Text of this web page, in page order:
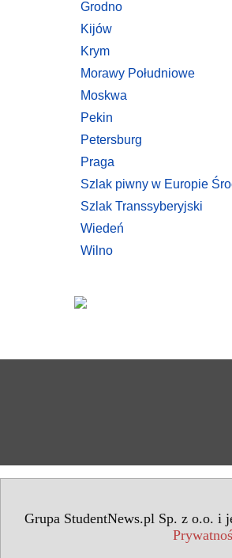
Grupa StudentNews.pl Sp. z o.o. i
Grodno
Kijów
Krym
Morawy Południowe
Moskwa
Pekin
Petersburg
Praga
Szlak piwny w Europie
Szlak Transsyberyjski
Wiedeń
Wilno